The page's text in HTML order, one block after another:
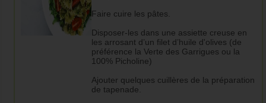
Faire cuire les pâtes.
Disposer-les dans une assiette creuse en
les arrosant d’un filet d’huile d'olives (de
préférence la Verte des Garrigues ou la
100% Picholine)
Ajouter quelques cuillères de la préparation
de tapenade.